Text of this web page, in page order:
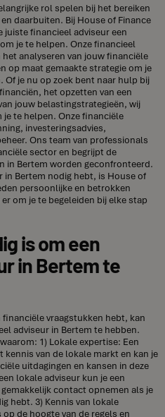
rol spelen bij het bereiken
daarbuiten. Bij House of Finance
juiste financieel adviseur een
je te helpen. Onze financieel
analyseren van jouw financiële
op maat gemaakte strategie om je
je nu op zoek bent naar hulp bij
het opzetten van een
jouw belastingstrategieën, wij
te helpen. Onze financiële
investeringsadvies,
Ons team van professionals
sector en begrijpt de
in Bertem worden geconfronteerd.
in Bertem nodig hebt, is House of
persoonlijke en betrokken
om je te begeleiden bij elke stap
is om een
in Bertem te
vraagstukken hebt, kan
adviseur in Bertem te hebben.
1) Lokale expertise: Een
van de lokale markt en kan je
uitdagingen en kansen in deze
lokale adviseur kun je een
contact opnemen als je
hebt. 3) Kennis van lokale
de hoogte van de regels en